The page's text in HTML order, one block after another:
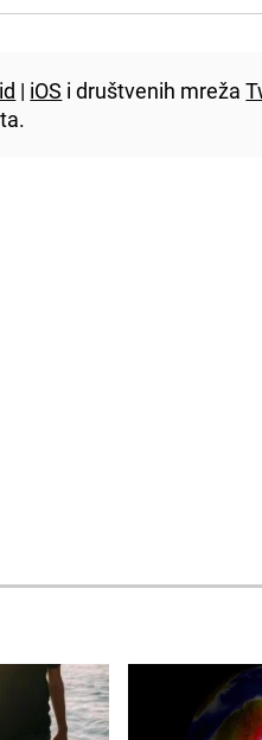
| iOS i društvenih mreža